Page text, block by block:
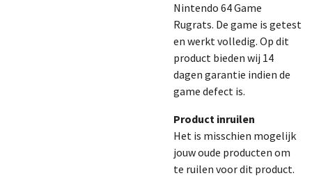
Nintendo 64 Game
Rugrats. De game is getest
en werkt volledig. Op dit
product bieden wij 14
dagen garantie indien de
game defect is.
Product inruilen
Het is misschien mogelijk
jouw oude producten om
te ruilen voor dit product.